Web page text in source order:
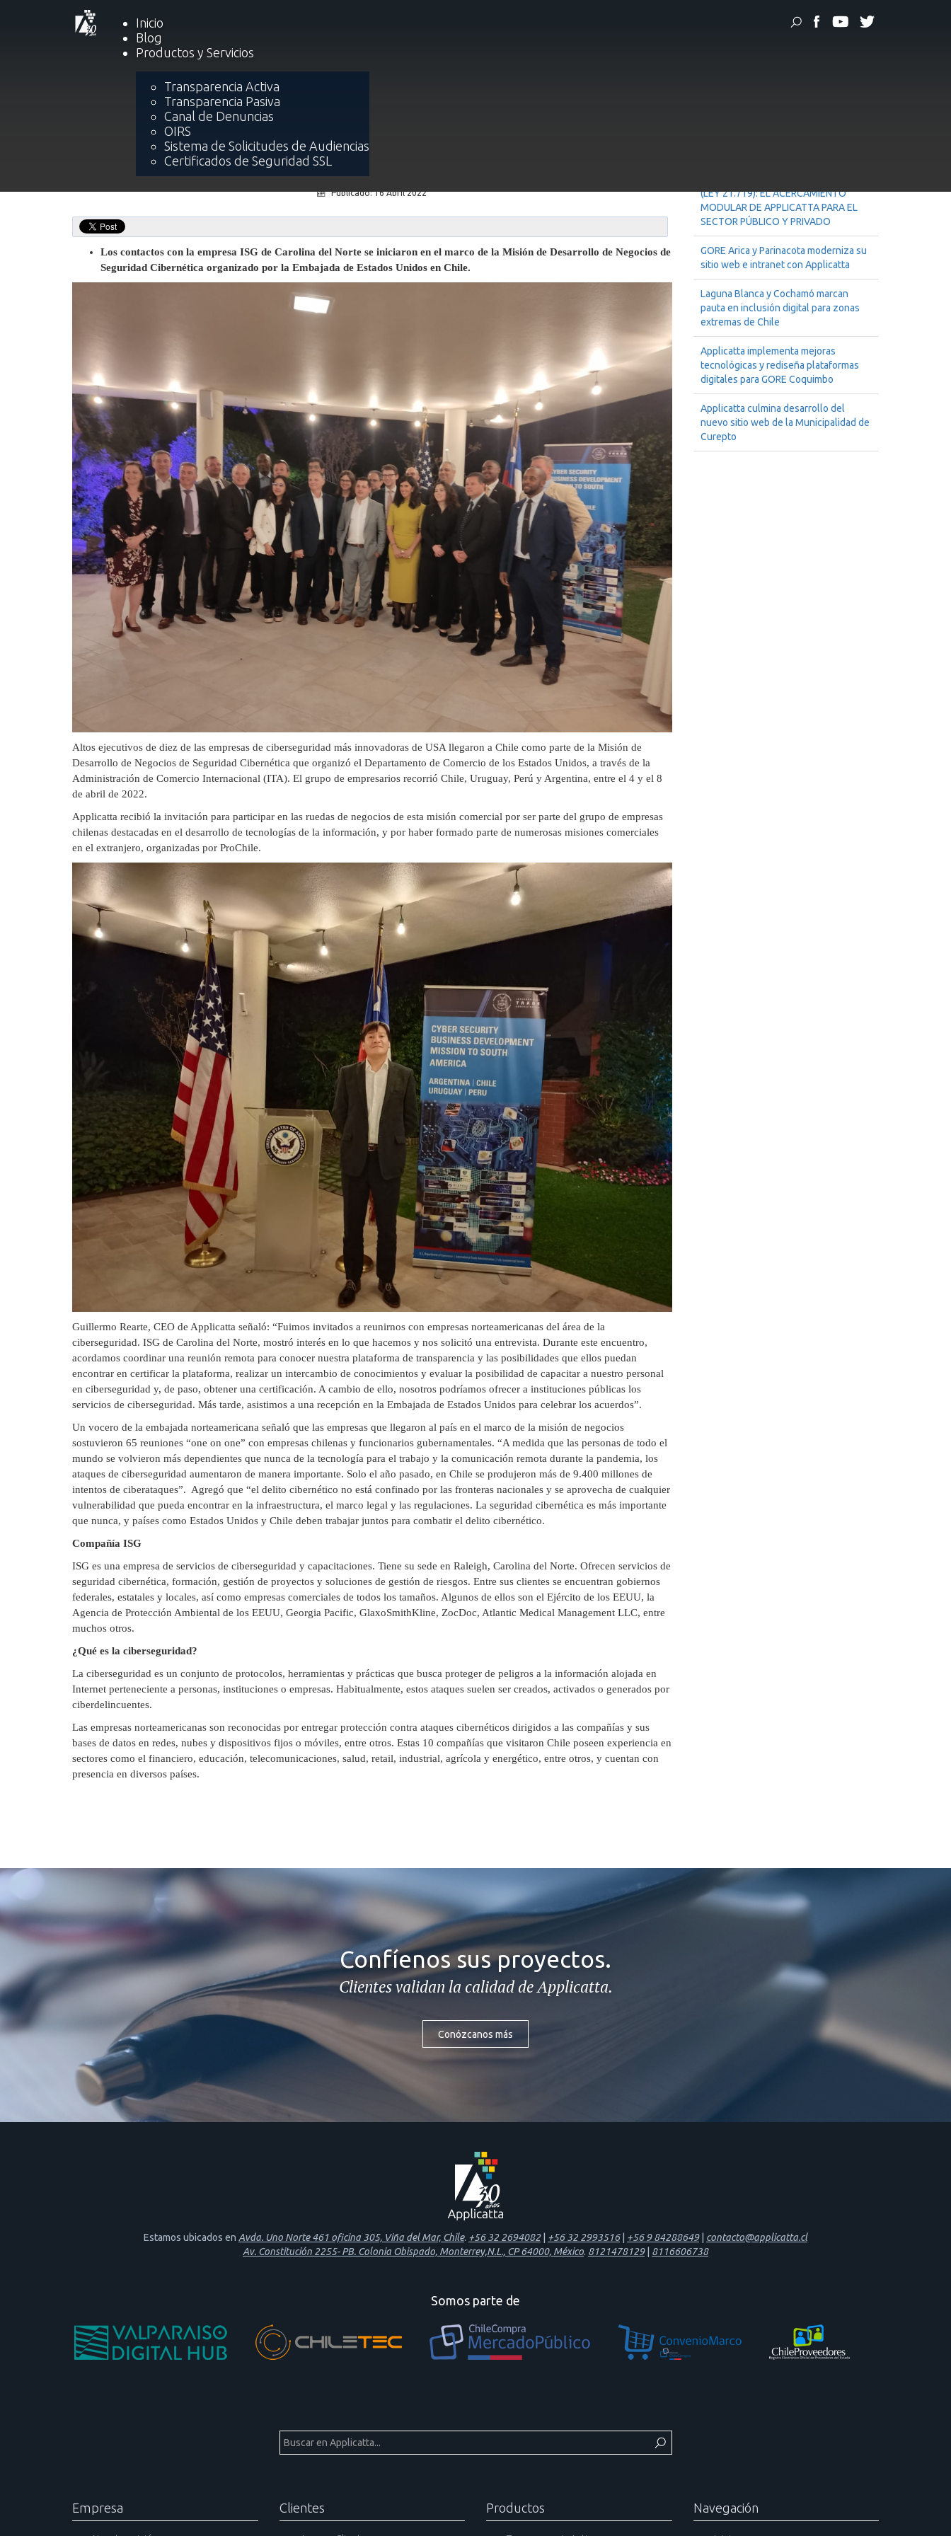
Inicio
Blog
Productos y Servicios
Transparencia Activa
Transparencia Pasiva
Canal de Denuncias
OIRS
Sistema de Solicitudes de Audiencias
Certificados de Seguridad SSL
Empresa norteamericana se reúne con Applicatta con el
objetivo de explorar negocios enfocados en la ciberseguridad
en Chile
Publicado: 16 Abril 2022
Los contactos con la empresa ISG de Carolina del Norte se iniciaron en el marco de la Misión de Desarrollo de Negocios de
Seguridad Cibernética organizado por la Embajada de Estados Unidos en Chile.
Altos ejecutivos de diez de las empresas de ciberseguridad más innovadoras de USA llegaron a Chile como parte de la Misión de
Desarrollo de Negocios de Seguridad Cibernética que organizó el Departamento de Comercio de los Estados Unidos, a través de la
Administración de Comercio Internacional (ITA). El grupo de empresarios recorrió Chile, Uruguay, Perú y Argentina, entre el 4 y el 8
de abril de 2022.
Applicatta recibió la invitación para participar en las ruedas de negocios de esta misión comercial por ser parte del grupo de empresas
chilenas destacadas en el desarrollo de tecnologías de la información, y por haber formado parte de numerosas misiones comerciales
en el extranjero, organizadas por ProChile.
Guillermo Rearte, CEO de Applicatta señaló: “Fuimos invitados a reunirnos con empresas norteamericanas del área de la
ciberseguridad. ISG de Carolina del Norte, mostró interés en lo que hacemos y nos solicitó una entrevista. Durante este encuentro,
acordamos coordinar una reunión remota para conocer nuestra plataforma de transparencia y las posibilidades que ellos puedan
encontrar en certificar la plataforma, realizar un intercambio de conocimientos y evaluar la posibilidad de capacitar a nuestro personal
en ciberseguridad y, de paso, obtener una certificación. A cambio de ello, nosotros podríamos ofrecer a instituciones públicas los
servicios de ciberseguridad. Más tarde, asistimos a una recepción en la Embajada de Estados Unidos para celebrar los acuerdos”.
Un vocero de la embajada norteamericana señaló que las empresas que llegaron al país en el marco de la misión de negocios
sostuvieron 65 reuniones “one on one” con empresas chilenas y funcionarios gubernamentales. “A medida que las personas de todo el
mundo se volvieron más dependientes que nunca de la tecnología para el trabajo y la comunicación remota durante la pandemia, los
ataques de ciberseguridad aumentaron de manera importante. Solo el año pasado, en Chile se produjeron más de 9.400 millones de
intentos de ciberataques”. Agregó que “el delito cibernético no está confinado por las fronteras nacionales y se aprovecha de cualquier
vulnerabilidad que pueda encontrar en la infraestructura, el marco legal y las regulaciones. La seguridad cibernética es más importante
que nunca, y países como Estados Unidos y Chile deben trabajar juntos para combatir el delito cibernético.
Compañía ISG
ISG es una empresa de servicios de ciberseguridad y capacitaciones. Tiene su sede en Raleigh, Carolina del Norte. Ofrecen servicios de
seguridad cibernética, formación, gestión de proyectos y soluciones de gestión de riesgos. Entre sus clientes se encuentran gobiernos
federales, estatales y locales, así como empresas comerciales de todos los tamaños. Algunos de ellos son el Ejército de los EEUU, la
Agencia de Protección Ambiental de los EEUU, Georgia Pacific, GlaxoSmithKline, ZocDoc, Atlantic Medical Management LLC, entre
muchos otros.
¿Qué es la ciberseguridad?
La ciberseguridad es un conjunto de protocolos, herramientas y prácticas que busca proteger de peligros a la información alojada en
Internet perteneciente a personas, instituciones o empresas. Habitualmente, estos ataques suelen ser creados, activados o generados por
ciberdelincuentes.
Las empresas norteamericanas son reconocidas por entregar protección contra ataques cibernéticos dirigidos a las compañías y sus
bases de datos en redes, nubes y dispositivos fijos o móviles, entre otros. Estas 10 compañías que visitaron Chile poseen experiencia en
sectores como el financiero, educación, telecomunicaciones, salud, retail, industrial, agrícola y energético, entre otros, y cuentan con
presencia en diversos países.
(LEY 21.719): EL ACERCAMIENTO
MODULAR DE APPLICATTA PARA EL
SECTOR PÚBLICO Y PRIVADO
GORE Arica y Parinacota moderniza su
sitio web e intranet con Applicatta
Laguna Blanca y Cochamó marcan
pauta en inclusión digital para zonas
extremas de Chile
Applicatta implementa mejoras
tecnológicas y rediseña plataformas
digitales para GORE Coquimbo
Applicatta culmina desarrollo del
nuevo sitio web de la Municipalidad de
Curepto
Confíenos sus proyectos.
Clientes validan la calidad de Applicatta.
Conózcanos más
Estamos ubicados en Avda. Uno Norte 461 oficina 305, Viña del Mar, Chile. +56 32 2694082| +56 32 2993516| +56 9 84288649| contacto@applicatta.cl
Av. Constitución 2255- PB. Colonia Obispado, Monterrey,N.L., CP 64000, México. 8121478129| 8116606738
Somos parte de
Empresa Clientes Productos Navegación